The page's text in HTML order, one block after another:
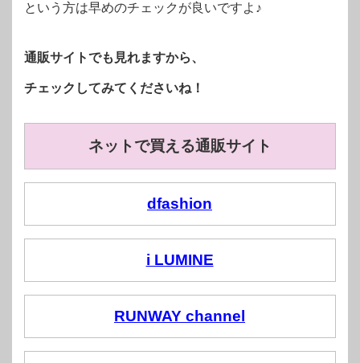
という方は早めのチェックが良いですよ♪
通販サイトでも見れますから、
チェックしてみてくださいね！
ネットで買える通販サイト
dfashion
i LUMINE
RUNWAY channel